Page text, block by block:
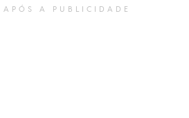
A PUBLICIDADE